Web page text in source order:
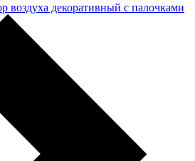
воздуха декоративный с палочками